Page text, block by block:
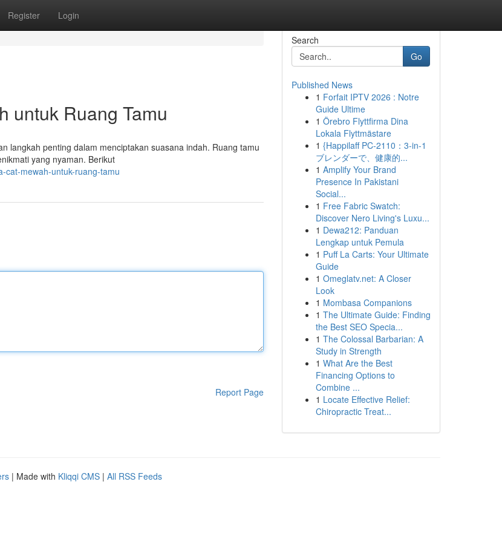
Register Login
untuk Ruang Tamu
langkah penting dalam menciptakan suasana indah. Ruang tamu
yang nyaman. Berikut
cat-mewah-untuk-ruang-tamu
Report Page
Search
Go
Published News
1 Forfait IPTV 2026 : Notre
Guide Ultime
1 Örebro Flyttfirma Dina
Lokala Flyttmästare
1 {Happilaff PC-2110：3-in-1
ブレンダーで、健康的...
1 Amplify Your Brand
Presence In Pakistani
Social...
1 Free Fabric Swatch:
Discover Nero Living's Luxu...
1 Dewa212: Panduan
Lengkap untuk Pemula
1 Puff La Carts: Your Ultimate
Guide
1 Omeglatv.net: A Closer
Look
1 Mombasa Companions
1 The Ultimate Guide: Finding
the Best SEO Specia...
1 The Colossal Barbarian: A
Study in Strength
1 What Are the Best
Financing Options to
Combine ...
1 Locate Effective Relief:
Chiropractic Treat...
| Made with Kliqqi CMS | All RSS Feeds